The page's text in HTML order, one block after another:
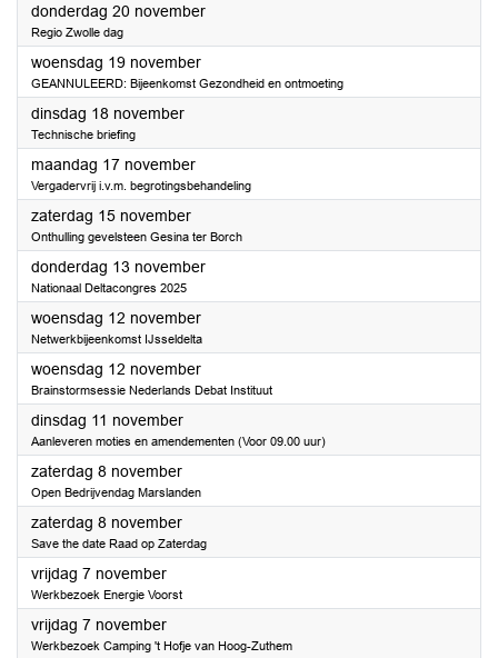
donderdag 20 november2025
Regio Zwolle dag
woensdag 19 november2025
GEANNULEERD: Bijeenkomst Gezondheid en ontmoeting
dinsdag 18 november2025
Technische briefing
maandag 17 november2025
Vergadervrij i.v.m. begrotingsbehandeling
zaterdag 15 november2025
Onthulling gevelsteen Gesina ter Borch
donderdag 13 november2025
Nationaal Deltacongres 2025
woensdag 12 november2025
Netwerkbijeenkomst IJsseldelta
woensdag 12 november2025
Brainstormsessie Nederlands Debat Instituut
dinsdag 11 november2025
Aanleveren moties en amendementen (Voor 09.00 uur)
zaterdag 8 november2025
Open Bedrijvendag Marslanden
zaterdag 8 november2025
Save the date Raad op Zaterdag
vrijdag 7 november2025
Werkbezoek Energie Voorst
vrijdag 7 november2025
Werkbezoek Camping 't Hofje van Hoog-Zuthem